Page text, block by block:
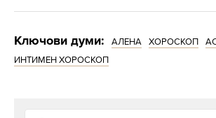
Ключови думи: АЛЕНА ХОРОСКОП
ИНТИМЕН ХОРОСКОП